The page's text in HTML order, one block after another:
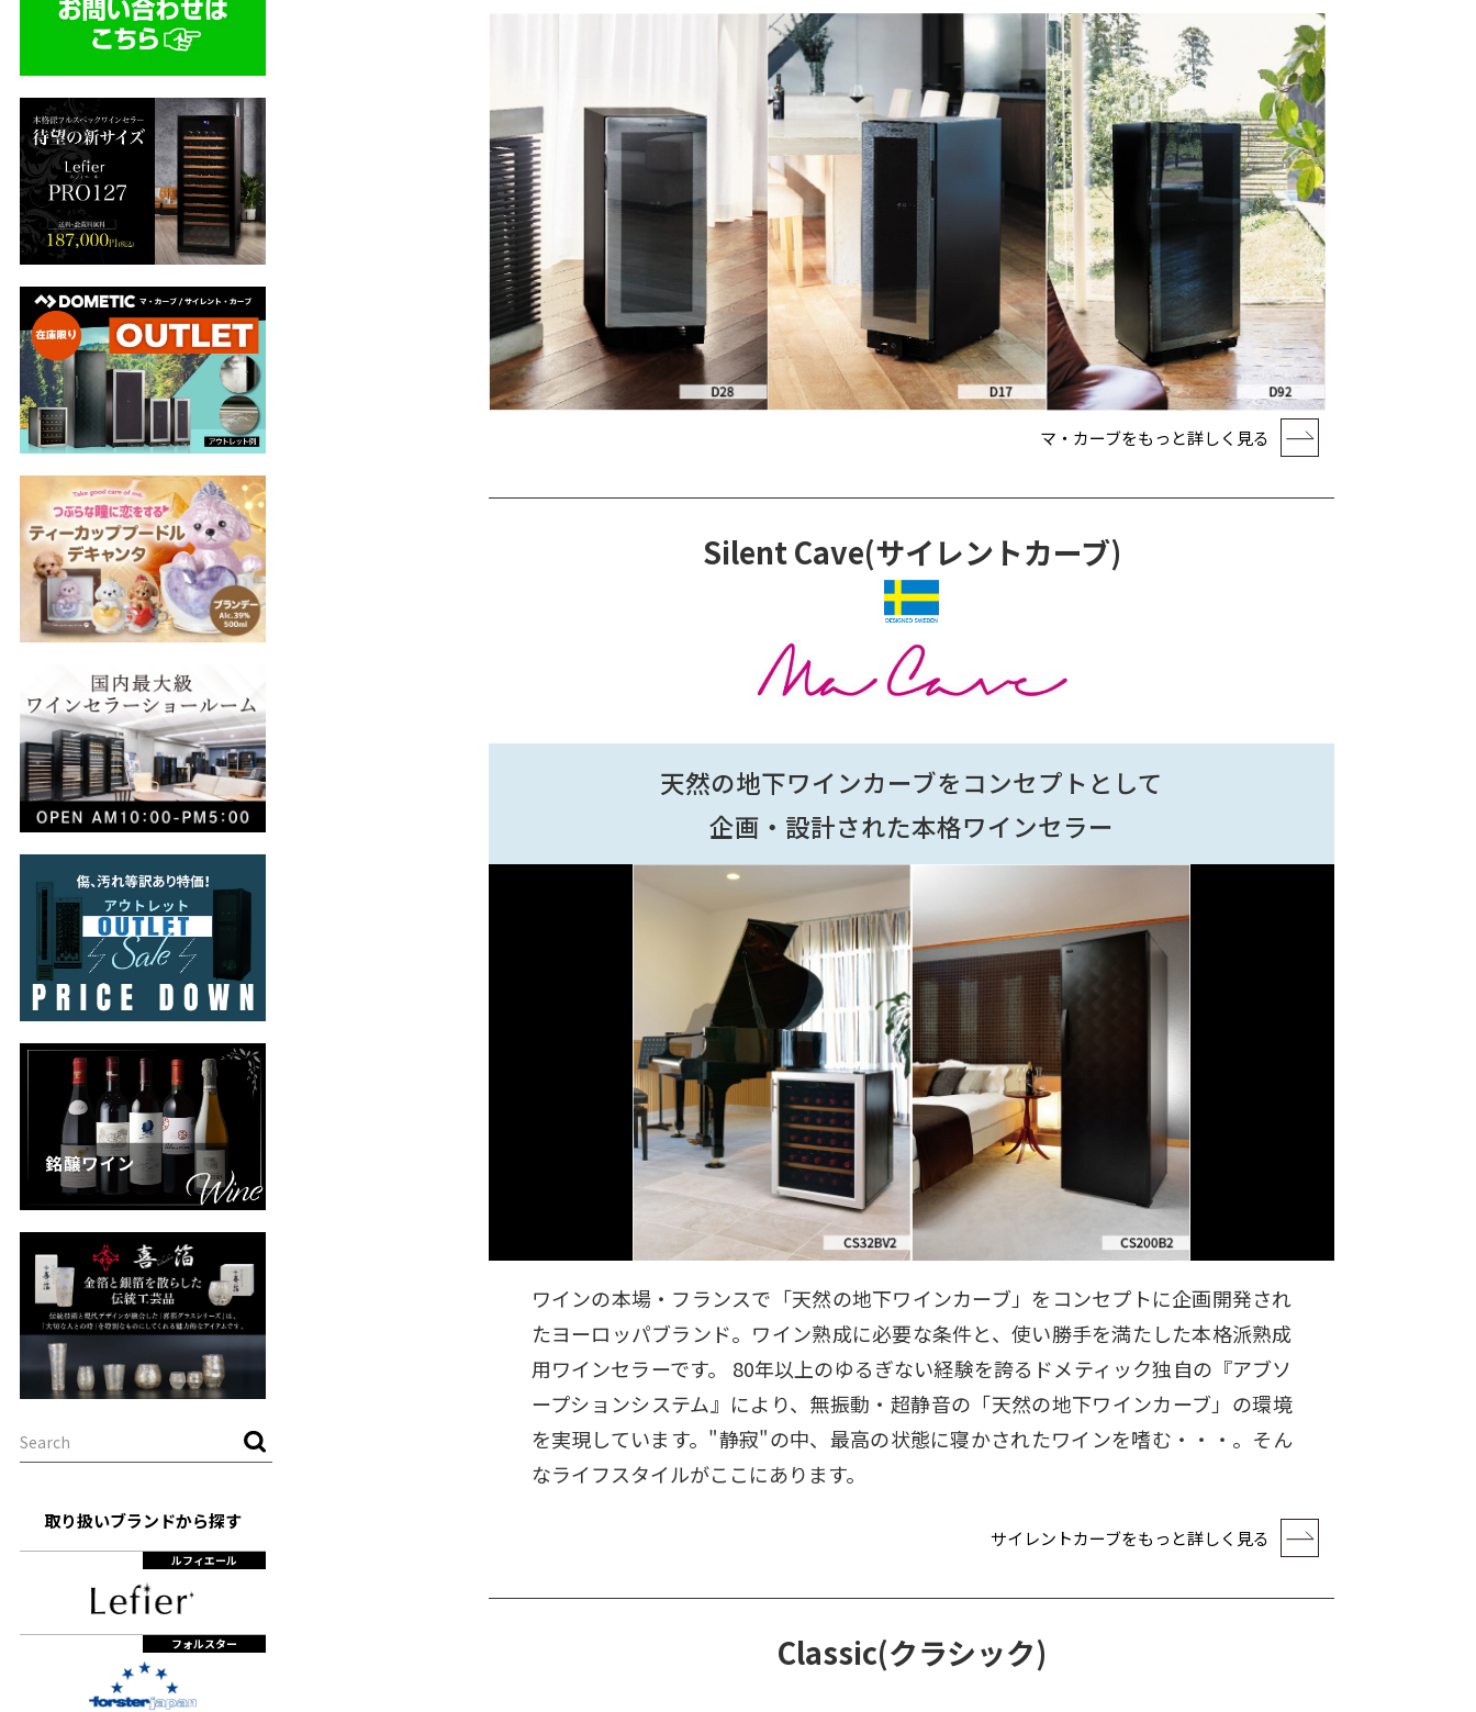
取り扱いブランドから探す
ルフィエール
フォルスター
マ・カーブをもっと詳しく見る
Silent Cave(サイレントカーブ)
天然の地下ワインカーブをコンセプトとして
企画・設計された本格ワインセラー
ワインの本場・フランスで「天然の地下ワインカーブ」をコンセプトに企画開発され
たヨーロッパブランド。ワイン熟成に必要な条件と、使い勝手を満たした本格派熟成
用ワインセラーです。 80年以上のゆるぎない経験を誇るドメティック独自の『アブソ
ープションシステム』により、無振動・超静音の「天然の地下ワインカーブ」の環境
を実現しています。"静寂"の中、最高の状態に寝かされたワインを嗜む・・・。そん
なライフスタイルがここにあります。
サイレントカーブをもっと詳しく見る
Classic(クラシック)